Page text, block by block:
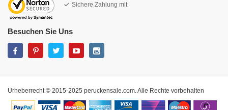
Sichere Zahlung mit
Besuchen Sie Uns
Urheberrecht © 2015-2025 peruckensale.com. Alle Rechte vorbehalten